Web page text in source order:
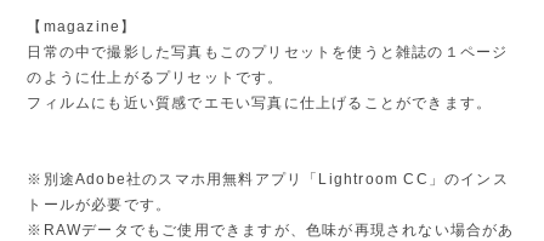
【magazine】
日常の中で撮影した写真もこのプリセットを使うと雑誌の１ページ
のように仕上がるプリセットです。
フィルムにも近い質感でエモい写真に仕上げることができます。
※別途Adobe社のスマホ用無料アプリ「Lightroom CC」のインス
トールが必要です。
※RAWデータでもご使用できますが、色味が再現されない場合があ